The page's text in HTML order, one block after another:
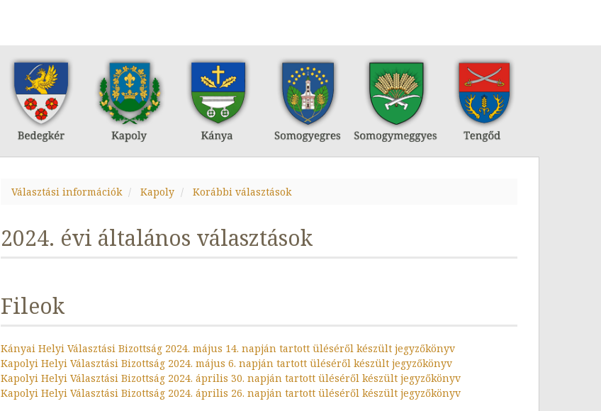
Választási információk Kapoly Korábbi választások
2024. évi általános választások
Fileok
Kányai Helyi Választási Bizottság 2024. május 14. napján tartott üléséről készült jegyzőkönyv
Kapolyi Helyi Választási Bizottság 2024. május 6. napján tartott üléséről készült jegyzőkönyv
Kapolyi Helyi Választási Bizottság 2024. április 30. napján tartott üléséről készült jegyzőkönyv
Kapolyi Helyi Választási Bizottság 2024. április 26. napján tartott üléséről készült jegyzőkönyv